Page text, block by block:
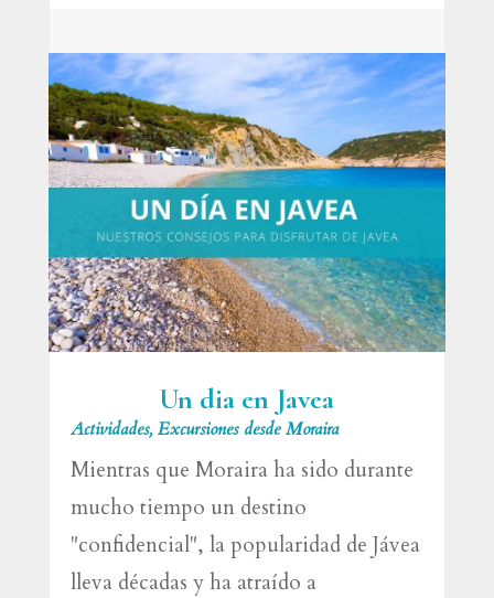
Un dia en Javea
Actividades,Excursiones desde Moraira
Mientras que Moraira ha sido durante
mucho tiempo un destino
"confidencial", la popularidad de Jávea
lleva décadas y ha atraído a